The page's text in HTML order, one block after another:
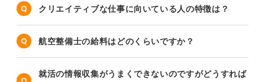
クリエイティブな仕事に向いている人の特徴は？
航空整備士の給料はどのくらいですか？
就活の情報収集がうまくできないのですがどうすれば